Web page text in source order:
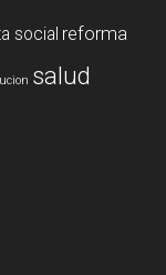
social reforma
salud